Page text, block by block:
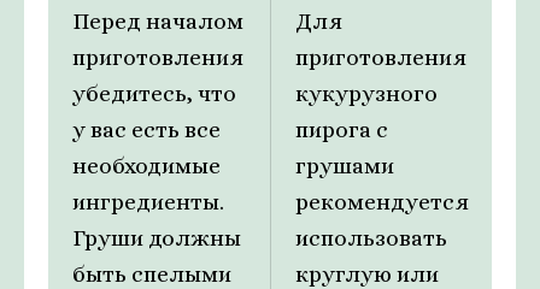
Перед началом
приготовления
убедитесь, что
у вас есть все
необходимые
ингредиенты.
Груши должны
быть спелыми
Для
приготовления
кукурузного
пирога с
грушами
рекомендуется
использовать
круглую или